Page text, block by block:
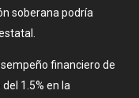
soberana podría
financiero de
1.5% en la